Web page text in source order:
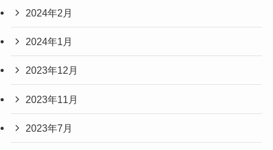
2024年2月
2024年1月
2023年12月
2023年11月
2023年7月